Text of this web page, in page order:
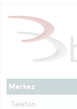
Merkez
Telefon